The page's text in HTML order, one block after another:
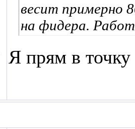
весит примерно
на фидера.
Я прям в точку